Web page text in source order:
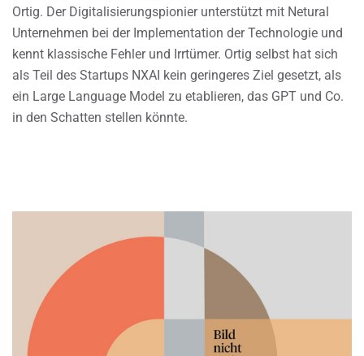
Ortig. Der Digitalisierungspionier unterstützt mit Netural
Unternehmen bei der Implementation der Technologie und
kennt klassische Fehler und Irrtümer. Ortig selbst hat sich
als Teil des Startups NXAI kein geringeres Ziel gesetzt, als
ein Large Language Model zu etablieren, das GPT und Co.
in den Schatten stellen könnte.